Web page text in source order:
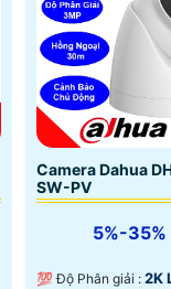
Camera Dahua
SW-PV
5%-35%
💯 Độ Phân giải : 2K